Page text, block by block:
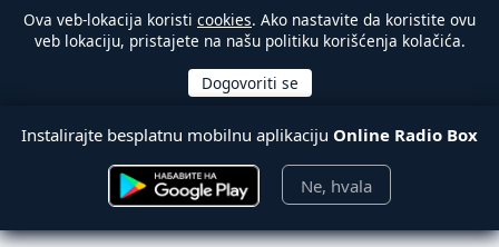
Ova veb-lokacija koristi cookies. Ako nastavite da koristite ovu
veb lokaciju, pristajete na našu politiku korišćenja kolačića.
Instalirajte besplatnu mobilnu aplikaciju Online Radio Box
Ne, hvala